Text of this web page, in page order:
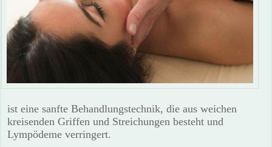
ist eine sanfte Behandlungstechnik, die aus weichen
kreisenden Griffen und Streichungen besteht und
Lympödeme verringert.